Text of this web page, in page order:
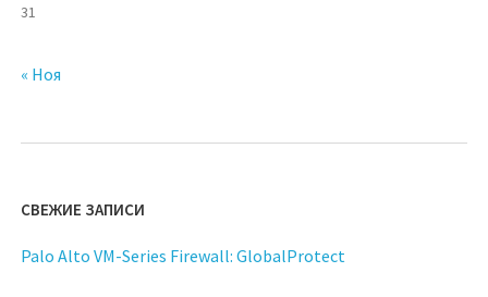
31
« Ноя
СВЕЖИЕ ЗАПИСИ
Palo Alto VM-Series Firewall: GlobalProtect